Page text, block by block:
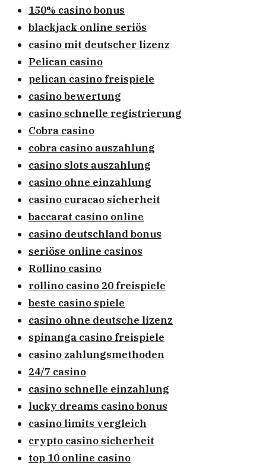
150% casino bonus
blackjack online seriös
casino mit deutscher lizenz
Pelican casino
pelican casino freispiele
casino bewertung
casino schnelle registrierung
Cobra casino
cobra casino auszahlung
casino slots auszahlung
casino ohne einzahlung
casino curacao sicherheit
baccarat casino online
casino deutschland bonus
seriöse online casinos
Rollino casino
rollino casino 20 freispiele
beste casino spiele
casino ohne deutsche lizenz
spinanga casino freispiele
casino zahlungsmethoden
24/7 casino
casino schnelle einzahlung
lucky dreams casino bonus
casino limits vergleich
crypto casino sicherheit
top 10 online casino